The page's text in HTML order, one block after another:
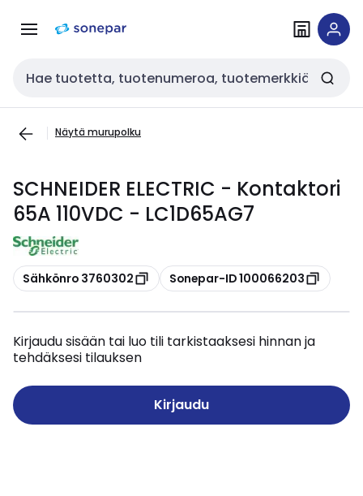
navigointiinsisältöön
Haku
Näytä murupolku
SCHNEIDER ELECTRIC - Kontaktori
65A 110VDC - LC1D65AG7
Kopioi
Sähkönro 3760302 Kopioi
Sonepar-ID 100066203
Kirjaudu sisään tai luo tili tarkistaaksesi hinnan ja
tehdäksesi tilauksen
Kirjaudu